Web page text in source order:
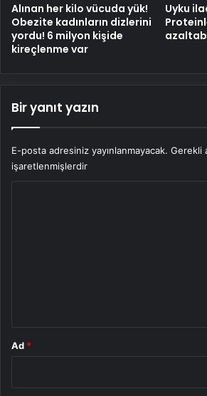
Alınan her kilo vücuda yük!
Obezite kadınların dizlerini
yordu! 6 milyon kişide
kireçlenme var
Uyku
Bir yanıt yazın
E-posta adresiniz yayınlanmayacak. Gerekli
işaretlenmişlerdir
Ad *